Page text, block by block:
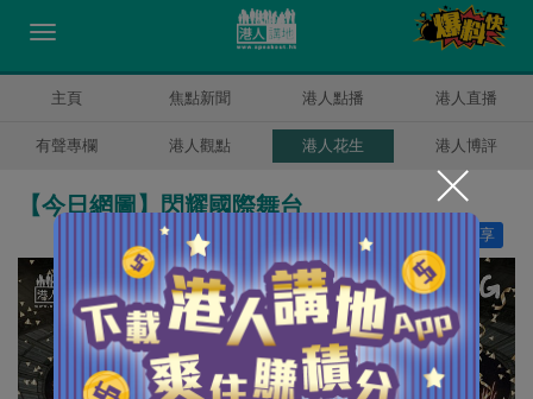
主頁 焦點新聞 港人點播 港人直播
有聲專欄 港人觀點 港人花生 港人博評
【今日網圖】閃耀國際舞台
分享
讚好